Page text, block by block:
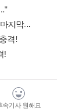
지막...
격!
!
속기사 원해요